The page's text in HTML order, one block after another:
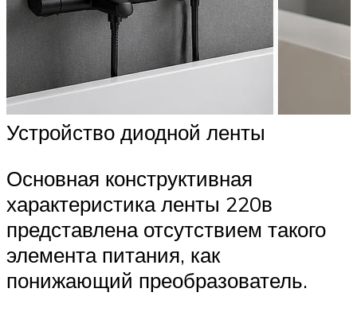
Устройство диодной ленты
Основная конструктивная
характеристика ленты 220в
представлена отсутствием такого
элемента питания, как
понижающий преобразователь.